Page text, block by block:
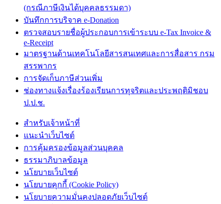
(กรณีภาษีเงินได้บุคคลธรรมดา)
บันทึกการบริจาค e-Donation
ตรวจสอบรายชื่อผู้ประกอบการเข้าระบบ e-Tax Invoice &
e-Receipt
มาตรฐานด้านเทคโนโลยีสารสนเทศและการสื่อสาร กรม
สรรพากร
การจัดเก็บภาษีส่วนเพิ่ม
ช่องทางแจ้งเรื่องร้องเรียนการทุจริตและประพฤติมิชอบ
ป.ป.ช.
สำหรับเจ้าหน้าที่
แนะนำเว็บไซต์
การคุ้มครองข้อมูลส่วนบุคคล
ธรรมาภิบาลข้อมูล
นโยบายเว็บไซต์
นโยบายคุกกี้ (Cookie Policy)
นโยบายความมั่นคงปลอดภัยเว็บไซต์